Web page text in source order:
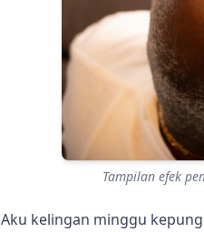
Tampilan efek
Aku kelingan minggu